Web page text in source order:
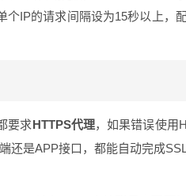
个IP的请求间隔设为15秒以上，
要求HTTPS代理，如果错误使用H
还是APP接口，都能自动完成SSL